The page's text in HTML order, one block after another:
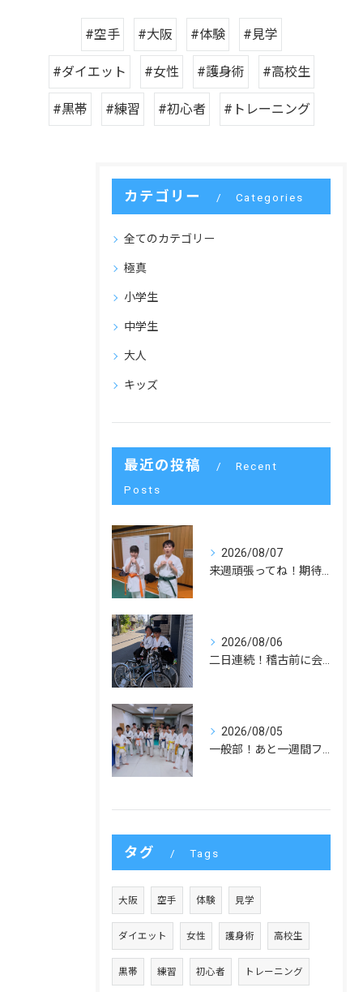
#空手 #大阪 #体験 #見学
#ダイエット #女性 #護身術 #高校生
#黒帯 #練習 #初心者 #トレーニング
カテゴリー Categories
全てのカテゴリー
極真
小学生
中学生
大人
キッズ
最近の投稿
Recent
Posts
2026/08/07
2026/08/06
2026/08/05
タグ Tags
大阪 空手 体験 見学
ダイエット 女性 護身術 高校生
黒帯 練習 初心者 トレーニング